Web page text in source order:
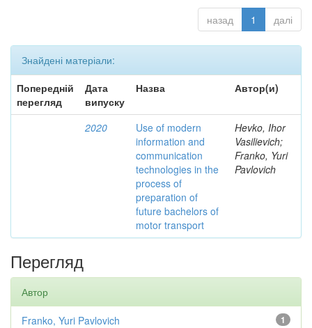
назад 1 далі
Знайдені матеріали:
Попередній
перегляд
Дата
випуску
Назва Автор(и)
2020
Use of modern
information and
communication
technologies in the
process of
preparation of
future bachelors of
motor transport
Hevko, Ihor
Vasilievich;
Franko, Yuri
Pavlovich
Перегляд
Автор
1
Franko, Yuri Pavlovich